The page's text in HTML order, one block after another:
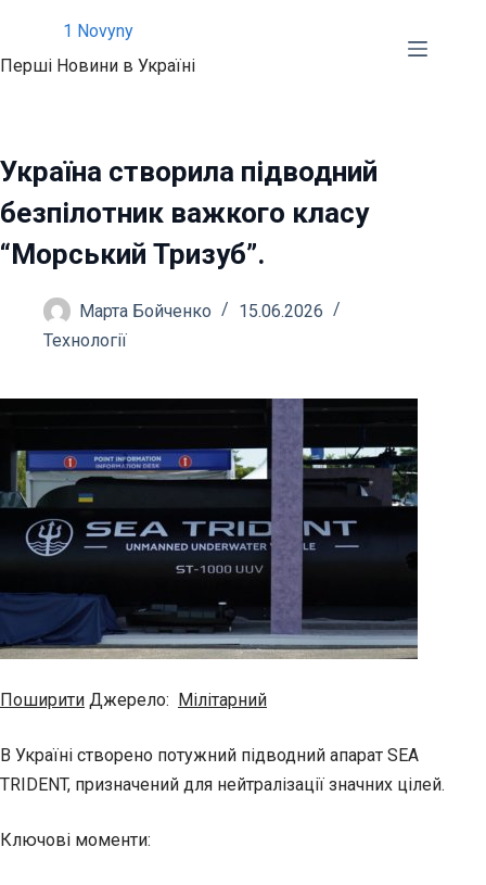
вмісту
1 Novyny
Перші Новини в Україні
Україна створила підводний
безпілотник важкого класу
“Морський Тризуб”.
Марта Бойченко
15.06.2026
Технології
Поширити Джерело: Мілітарний
В Україні створено потужний підводний апарат SEA
TRIDENT, призначений для нейтралізації значних цілей.
Ключові моменти: